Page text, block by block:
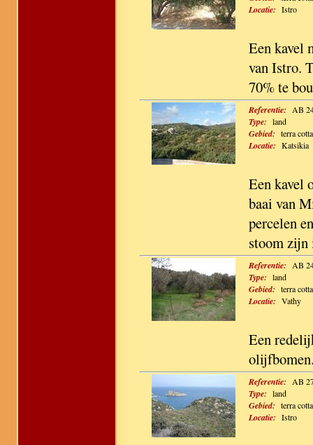
Locatie: Istro
Een kavel
van Istro.
70% te
Referentie: AB
Type: land
Gebied: terra cotta
Locatie: Katsikia
Een kavel
baai van
percelen
stoom zijn
Referentie: AB
Type: land
Gebied: terra cotta
Locatie: Vathy
Een
Referentie: AB
Type: land
Gebied: terra cotta
Locatie: Istro